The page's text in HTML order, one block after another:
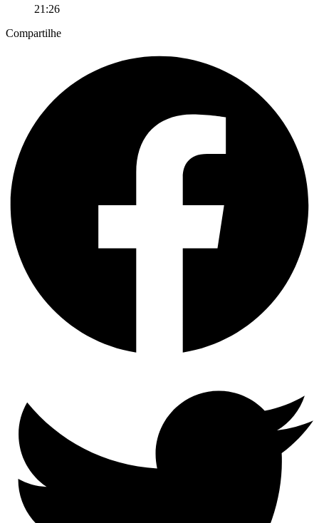
21:26
Compartilhe